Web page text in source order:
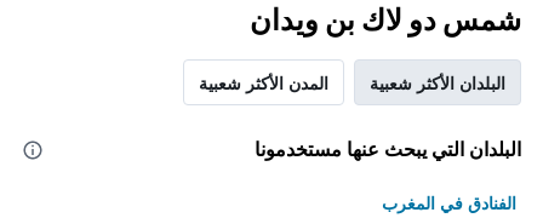
شمس دو لاك بن ويدان
البلدان الأكثر شعبية المدن الأكثر شعبية
البلدان التي يبحث عنها مستخدمونا
الفنادق في المغرب